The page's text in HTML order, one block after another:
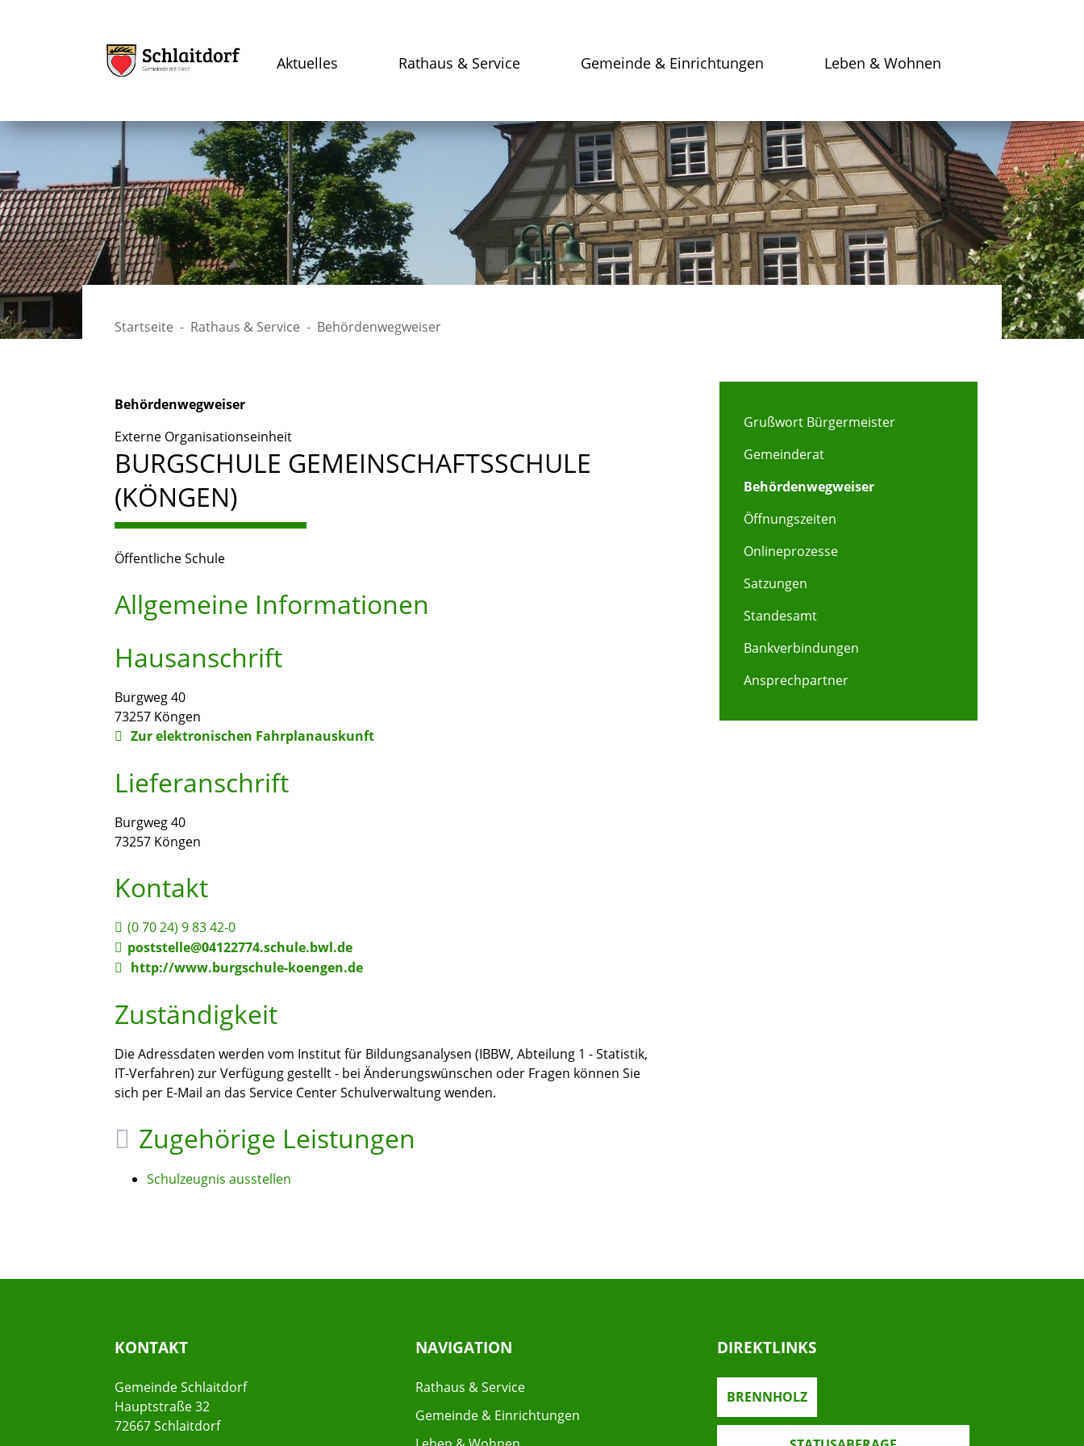
Aktuelles Rathaus & Service Gemeinde & Einrichtungen Leben & Wohnen
Startseite Rathaus & Service Behördenwegweiser
Behördenwegweiser
Externe Organisationseinheit
BURGSCHULE GEMEINSCHAFTSSCHULE
(KÖNGEN)
Öffentliche Schule
Allgemeine Informationen
Hausanschrift
Burgweg 40
73257 Köngen
Zur elektronischen Fahrplanauskunft
Lieferanschrift
Burgweg 40
73257 Köngen
Kontakt
(0 70 24) 9 83 42-0
poststelle@04122774.schule.bwl.de
http://www.burgschule-koengen.de
Zuständigkeit
Die Adressdaten werden vom Institut für Bildungsanalysen (IBBW, Abteilung 1 - Statistik,
IT-Verfahren) zur Verfügung gestellt - bei Änderungswünschen oder Fragen können Sie
sich per E-Mail an das Service Center Schulverwaltung wenden.
Zugehörige Leistungen
Schulzeugnis ausstellen
Grußwort Bürgermeister
Gemeinderat
Behördenwegweiser
Öffnungszeiten
Onlineprozesse
Satzungen
Standesamt
Bankverbindungen
Ansprechpartner
KONTAKT
Gemeinde Schlaitdorf
Hauptstraße 32
72667 Schlaitdorf
NAVIGATION
Rathaus & Service
Gemeinde & Einrichtungen
DIREKTLINKS
BRENNHOLZ